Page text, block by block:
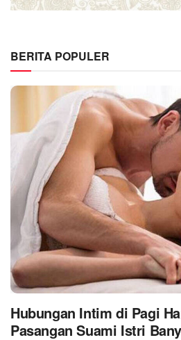
BERITA POPULER
Hubungan Intim di Pagi
Pasangan Suami Istri